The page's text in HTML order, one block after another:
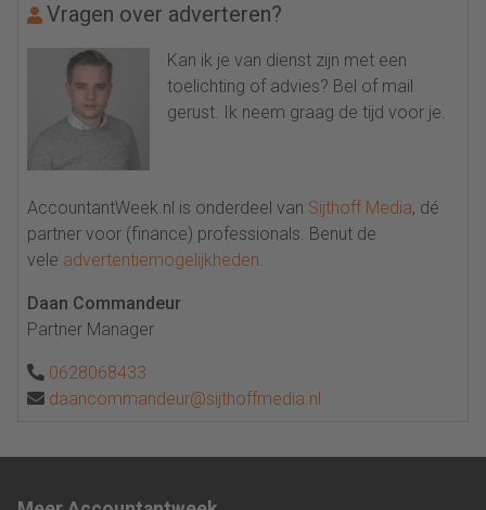
Vragen over adverteren?
Kan ik je van dienst zijn met een
toelichting of advies? Bel of mail
gerust. Ik neem graag de tijd voor je.
AccountantWeek.nl is onderdeel van Sijthoff Media, dé
partner voor (finance) professionals. Benut de
vele advertentiemogelijkheden.
Daan Commandeur
Partner Manager
0628068433
daancommandeur@sijthoffmedia.nl